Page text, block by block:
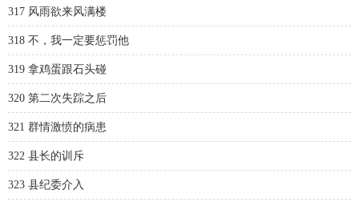
317 风雨欲来风满楼
318 不，我一定要惩罚他
319 拿鸡蛋跟石头碰
320 第二次失踪之后
321 群情激愤的病患
322 县长的训斥
323 县纪委介入